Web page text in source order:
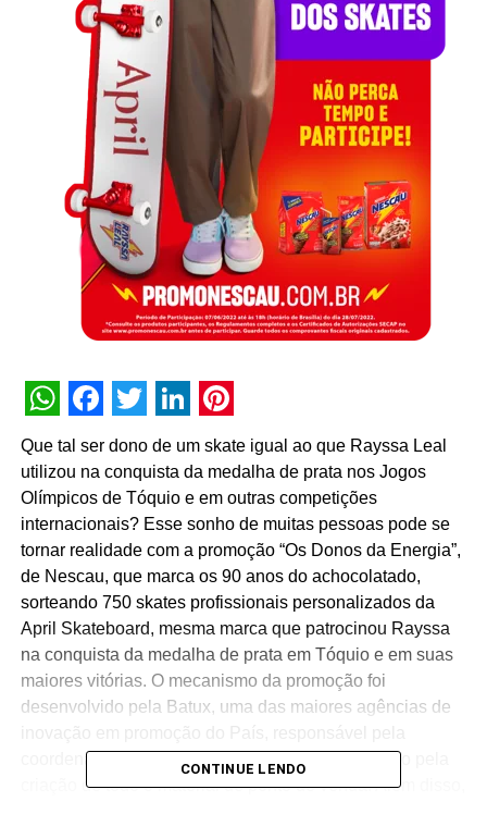
WhatsApp
Facebook
Twitter
LinkedIn
Pinterest
Que tal ser dono de um skate igual ao que Rayssa Leal
utilizou na conquista da medalha de prata nos Jogos
Olímpicos de Tóquio e em outras competições
internacionais? Esse sonho de muitas pessoas pode se
tornar realidade com a promoção “Os Donos da Energia”,
de Nescau, que marca os 90 anos do achocolatado,
sorteando 750 skates profissionais personalizados da
April Skateboard, mesma marca que patrocinou Rayssa
na conquista da medalha de prata em Tóquio e em suas
maiores vitórias. O mecanismo da promoção foi
desenvolvido pela Batux, uma das maiores agências de
coordenação e gerenciamento da ação, bem como pela
criação de todo o material de ponto de venda. Além disso,
CONTINUE LENDO